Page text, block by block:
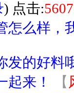
) 点击:
怎么样，
发的好料
起来！
【